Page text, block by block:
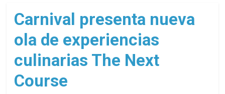
de
cruceros
en
solo
sitio
Carnival presenta nueva
ola de experiencias
culinarias The Next
Course